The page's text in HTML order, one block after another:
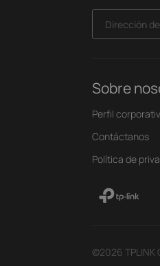
Dirección
Sobre
Perfil
Contáctanos
Política de
©2026 TPLINK